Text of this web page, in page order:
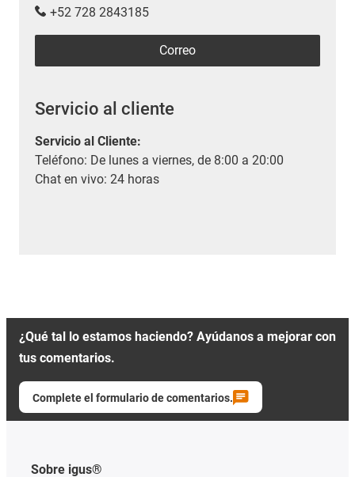
+52 728 2843185
Correo
Servicio al cliente
Servicio al Cliente:
Teléfono: De lunes a viernes, de 8:00 a 20:00
Chat en vivo: 24 horas
¿Qué tal lo estamos haciendo? Ayúdanos a mejorar con
tus comentarios.
Complete el formulario de comentarios.
Sobre igus®